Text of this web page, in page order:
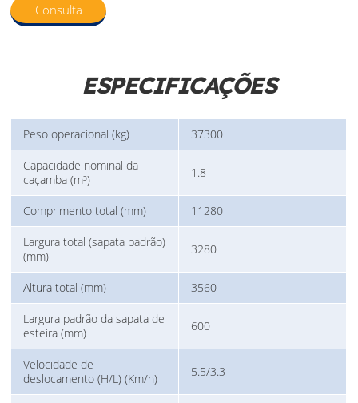
Consulta
ESPECIFICAÇÕES
Peso operacional (kg) 37300
Capacidade nominal da
caçamba (m³)
1.8
Comprimento total (mm) 11280
Largura total (sapata padrão)
(mm)
3280
Altura total (mm) 3560
Largura padrão da sapata de
esteira (mm)
600
Velocidade de
deslocamento (H/L) (Km/h)
5.5/3.3